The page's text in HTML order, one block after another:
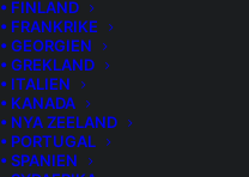
• FINLAND
• FRANKRIKE
• GEORGIEN
• GREKLAND
• ITALIEN
• KANADA
• NYA ZEELAND
• PORTUGAL
• SPANIEN
ETT URVAL DRUVOR…
ALBARIÑO